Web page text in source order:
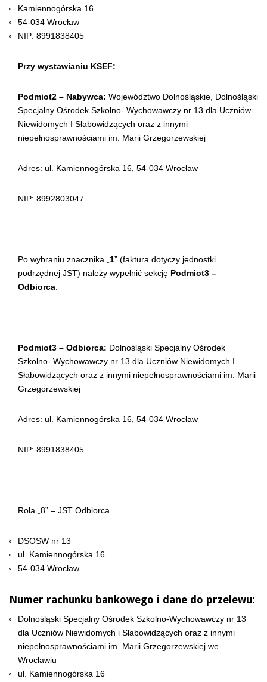
Kamiennogórska 16
54-034 Wrocław
NIP: 8991838405
Przy wystawianiu KSEF:
Podmiot2 – Nabywca: Województwo Dolnośląskie, Dolnośląski
Specjalny Ośrodek Szkolno- Wychowawczy nr 13 dla Uczniów
Niewidomych I Słabowidzących oraz z innymi
niepełnosprawnościami im. Marii Grzegorzewskiej
Adres: ul. Kamiennogórska 16, 54-034 Wrocław
NIP: 8992803047
Po wybraniu znacznika „1” (faktura dotyczy jednostki
podrzędnej JST) należy wypełnić sekcję Podmiot3 –
Odbiorca.
Podmiot3 – Odbiorca: Dolnośląski Specjalny Ośrodek
Szkolno- Wychowawczy nr 13 dla Uczniów Niewidomych I
Słabowidzących oraz z innymi niepełnosprawnościami im. Marii
Grzegorzewskiej
Adres: ul. Kamiennogórska 16, 54-034 Wrocław
NIP: 8991838405
Rola „8” – JST Odbiorca.
DSOSW nr 13
ul. Kamiennogórska 16
54-034 Wrocław
Numer rachunku bankowego i dane do przelewu:
Dolnośląski Specjalny Ośrodek Szkolno-Wychowawczy nr 13
dla Uczniów Niewidomych i Słabowidzących oraz z innymi
niepełnosprawnościami im. Marii Grzegorzewskiej we
Wrocławiu
ul. Kamiennogórska 16